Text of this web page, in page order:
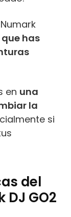
has
en una
la
si
del
GO2